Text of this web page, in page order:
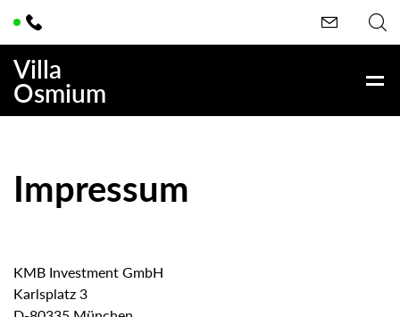
Villa
Osmium
Impressum
KMB Investment GmbH
Karlsplatz 3